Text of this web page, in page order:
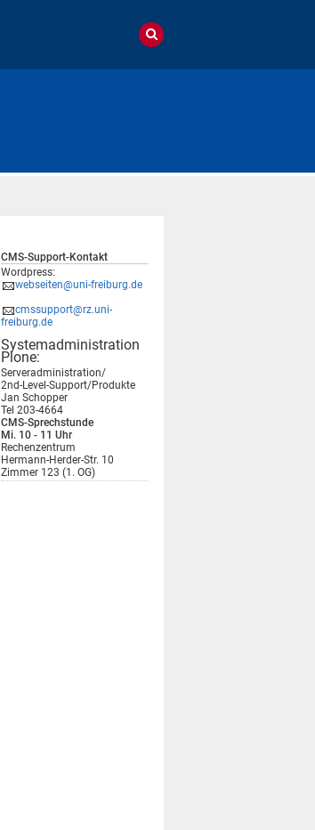
CMS-Support-Kontakt
Wordpress:
webseiten@uni-freiburg.de
cmssupport@rz.uni-
freiburg.de
Systemadministration
Plone:
Serveradministration/
2nd-Level-Support/Produkte
Jan Schopper
Tel 203-4664
CMS-Sprechstunde
Mi. 10 - 11 Uhr
Rechenzentrum
Hermann-Herder-Str. 10
Zimmer 123 (1. OG)